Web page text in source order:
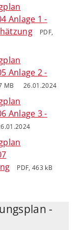
Anlage 1 -
PDF,
Anlage 2 -
MB 26.01.2024
Anlage 3 -
PDF, 463 kB
-